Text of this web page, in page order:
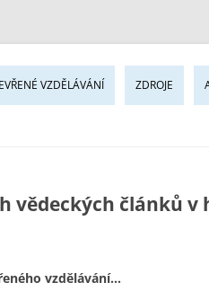
VZDĚLÁVÁNÍ ZDROJE
vědeckých článků
vzdělávání…